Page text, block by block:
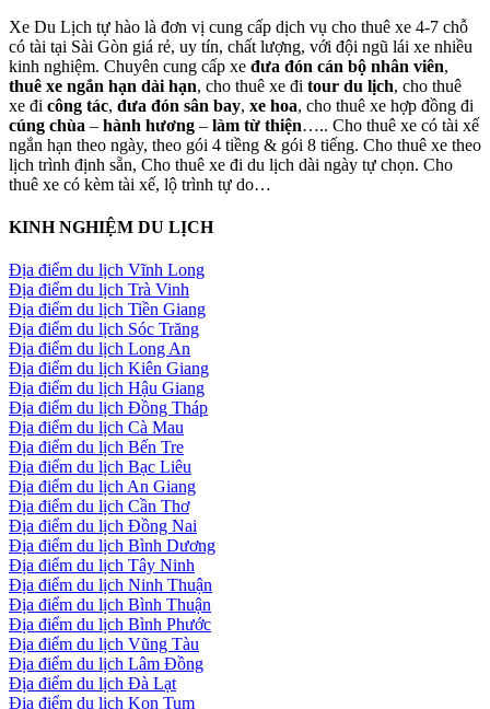
Xe Du Lịch tự hào là đơn vị cung cấp dịch vụ cho thuê xe 4-7 chỗ
có tài tại Sài Gòn giá rẻ, uy tín, chất lượng, với đội ngũ lái xe nhiều
kinh nghiệm. Chuyên cung cấp xe đưa đón cán bộ nhân viên,
thuê xe ngắn hạn dài hạn, cho thuê xe đi tour du lịch, cho thuê
xe đi công tác, đưa đón sân bay, xe hoa, cho thuê xe hợp đồng đi
cúng chùa – hành hương – làm từ thiện….. Cho thuê xe có tài xế
ngắn hạn theo ngày, theo gói 4 tiềng & gói 8 tiếng. Cho thuê xe theo
lịch trình định sẵn, Cho thuê xe đi du lịch dài ngày tự chọn. Cho
thuê xe có kèm tài xế, lộ trình tự do…
KINH NGHIỆM DU LỊCH
Địa điểm du lịch Vĩnh Long
Địa điểm du lịch Trà Vinh
Địa điểm du lịch Tiền Giang
Địa điểm du lịch Sóc Trăng
Địa điểm du lịch Long An
Địa điểm du lịch Kiên Giang
Địa điểm du lịch Hậu Giang
Địa điểm du lịch Đồng Tháp
Địa điểm du lịch Cà Mau
Địa điểm du lịch Bến Tre
Địa điểm du lịch Bạc Liêu
Địa điểm du lịch An Giang
Địa điểm du lịch Cần Thơ
Địa điểm du lịch Đồng Nai
Địa điểm du lịch Bình Dương
Địa điểm du lịch Tây Ninh
Địa điểm du lịch Ninh Thuận
Địa điểm du lịch Bình Thuận
Địa điểm du lịch Bình Phước
Địa điểm du lịch Vũng Tàu
Địa điểm du lịch Lâm Đồng
Địa điểm du lịch Đà Lạt
Địa điểm du lịch Kon Tum